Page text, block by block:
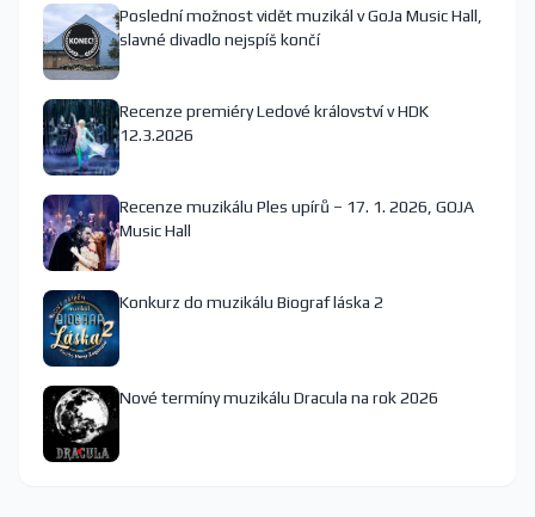
Poslední možnost vidět muzikál v GoJa Music Hall,
slavné divadlo nejspíš končí
Recenze premiéry Ledové království v HDK
12.3.2026
Recenze muzikálu Ples upírů – 17. 1. 2026, GOJA
Music Hall
Konkurz do muzikálu Biograf láska 2
Nové termíny muzikálu Dracula na rok 2026